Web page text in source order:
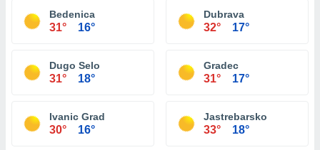
Bedenica
31° 16°
Dubrava
32° 17°
Dugo Selo
31° 18°
Gradec
31° 17°
Ivanic Grad
30° 16°
Jastrebarsko
33° 18°